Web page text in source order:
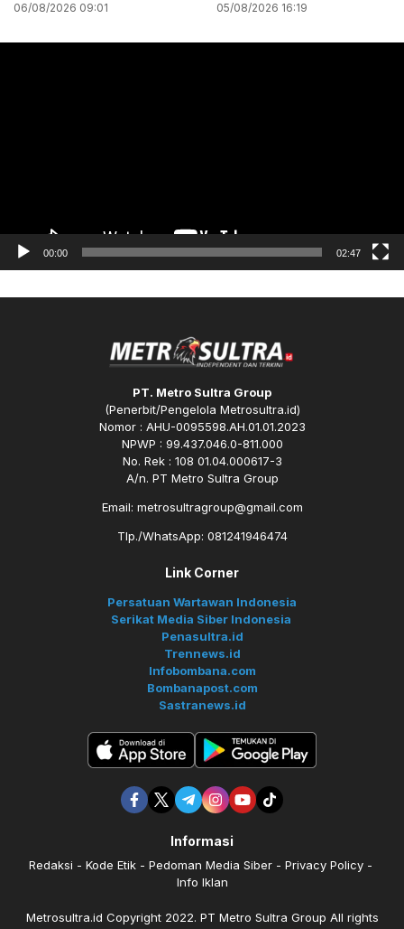
06/08/2026 09:01 05/08/2026 16:19
00:00 02:47
PT. Metro Sultra Group
(Penerbit/Pengelola Metrosultra.id)
Nomor : AHU-0095598.AH.01.01.2023
NPWP : 99.437.046.0-811.000
No. Rek : 108 01.04.000617-3
A/n. PT Metro Sultra Group
Email: metrosultragroup@gmail.com
Tlp./WhatsApp: 081241946474
Link Corner
Persatuan Wartawan Indonesia
Serikat Media Siber Indonesia
Penasultra.id
Trennews.id
Infobombana.com
Bombanapost.com
Sastranews.id
Informasi
Redaksi Kode Etik Pedoman Media Siber
Privacy Policy
Info Iklan
Metrosultra.id Copyright 2022. PT Metro Sultra Group All rights